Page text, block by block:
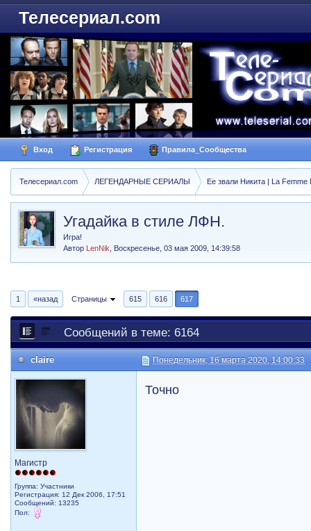
Телесериал.com
Вход Регистрация Правила_Сообщества
Телесериал.com ЛЕГЕНДАРНЫЕ СЕРИАЛЫ Ее звали Никита | La Femme
Угадайка в стиле ЛФН.
Игра!
Автор LenNik Воскресенье, 03 мая 2009, 14:39:58
1 «назад Страницы 615 616 617
Сообщений в теме: 6164
claire Понедельник, 16 марта 2020, 14:00:33
Магистр
Группа: Участники
Регистрация: 12 Дек 2006, 17:51
Сообщений: 13235
Пол:
Точно